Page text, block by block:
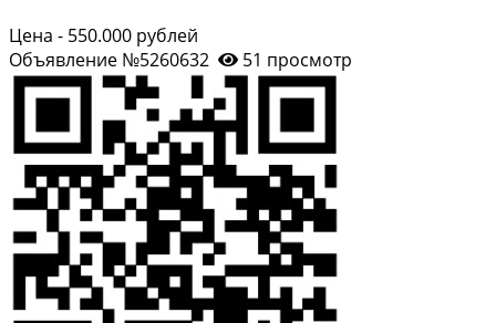
Цена - 550.000 рублей
Объявление №5260632
51 просмотр